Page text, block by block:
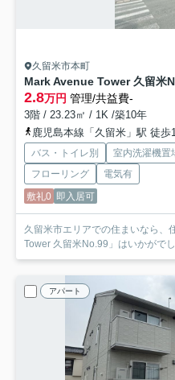
久留米市本町
Mark Avenue Tower 久留米
2.8万円 管理/共益費-
3階 / 23.23㎡ / 1K /築10年
鹿児島本線「久留米」駅 徒歩
バス・トイレ別 室内洗濯機置
フローリング
電気有
敷礼0 即入居可
久留米市エリアでの住まいなら、
Tower 久留米No.99」はいかがでし
アパート